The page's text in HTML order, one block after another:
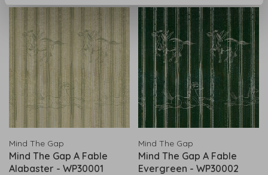
Mind The Gap
Mind The Gap A Fable
Alabaster - WP30001
Mind The Gap
Mind The Gap A Fable
Evergreen - WP30002